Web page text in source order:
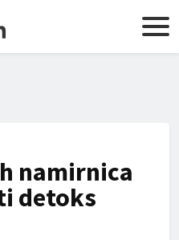
namirnica
detoks